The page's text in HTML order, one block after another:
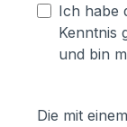
Ich habe
Kenntnis
und bin
Die mit